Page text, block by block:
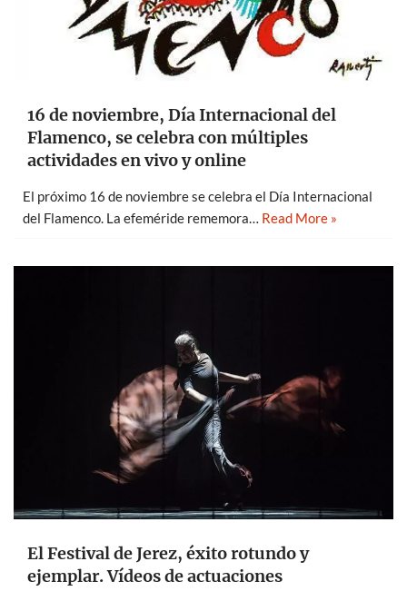
16 de noviembre, Día Internacional del
Flamenco, se celebra con múltiples
actividades en vivo y online
El próximo 16 de noviembre se celebra el Día Internacional
del Flamenco. La efeméride rememora… Read More »
El Festival de Jerez, éxito rotundo y
ejemplar. Vídeos de actuaciones